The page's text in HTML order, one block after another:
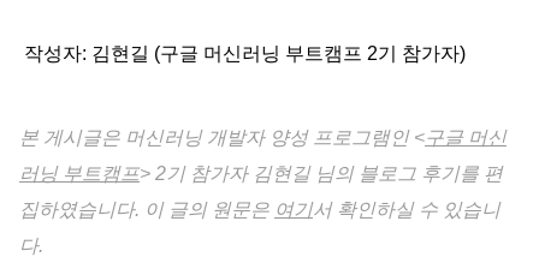
작성자: 김현길 (구글 머신러닝 부트캠프 2기 참가자)
본 게시글은 머신러닝 개발자 양성 프로그램인 <구글 머신
러닝 부트캠프> 2기 참가자 김현길 님의 블로그 후기를 편
집하였습니다. 이 글의 원문은 여기서 확인하실 수 있습니
다.